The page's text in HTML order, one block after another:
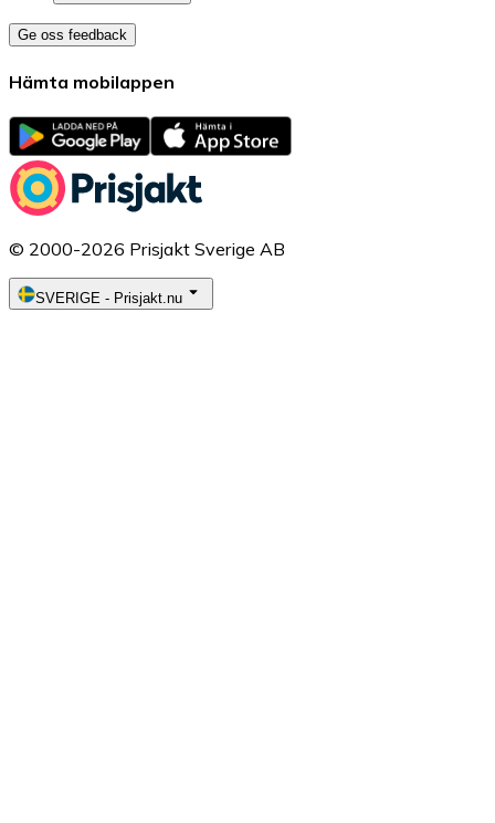
Ge oss feedback
Hämta mobilappen
© 2000-2026 Prisjakt Sverige AB
SVERIGE - Prisjakt.nu